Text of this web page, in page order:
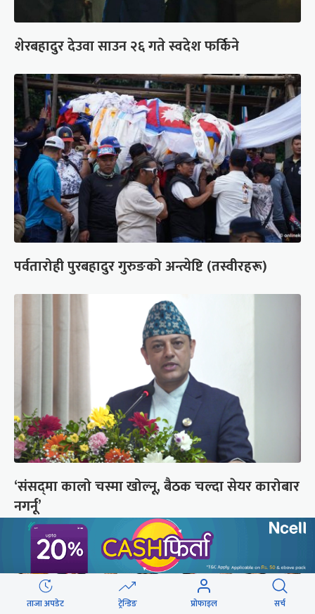
शेरबहादुर देउवा साउन २६ गते स्वदेश फर्किने
पर्वतारोही पुरबहादुर गुरुङको अन्त्येष्टि (तस्वीरहरू)
‘संसद्‍मा कालो चस्मा खोल्नू, बैठक चल्दा सेयर कारोबार
नगर्नू’
ताजा अपडेट ट्रेन्डिङ प्रोफाइल सर्च